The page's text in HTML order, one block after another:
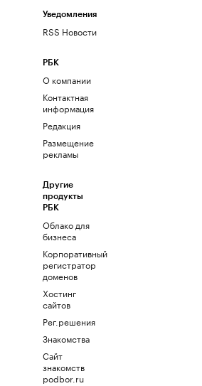
Уведомления
RSS Новости
РБК
О компании
Контактная
информация
Редакция
Размещение
рекламы
Другие
продукты
РБК
Облако для
бизнеса
Корпоративный
регистратор
доменов
Хостинг
сайтов
Рег.решения
Знакомства
Сайт
знакомств
podbor.ru